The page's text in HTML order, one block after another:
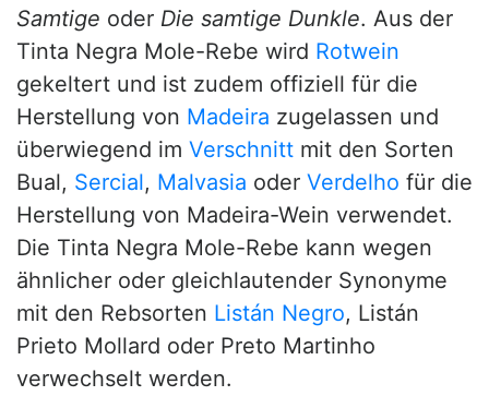
Samtige oder Die samtige Dunkle. Aus der
Tinta Negra Mole-Rebe wird Rotwein
gekeltert und ist zudem offiziell für die
Herstellung von Madeira zugelassen und
überwiegend im Verschnitt mit den Sorten
Bual, Sercial, Malvasia oder Verdelho für die
Herstellung von Madeira-Wein verwendet.
Die Tinta Negra Mole-Rebe kann wegen
ähnlicher oder gleichlautender Synonyme
mit den Rebsorten Listán Negro, Listán
Prieto Mollard oder Preto Martinho
verwechselt werden.